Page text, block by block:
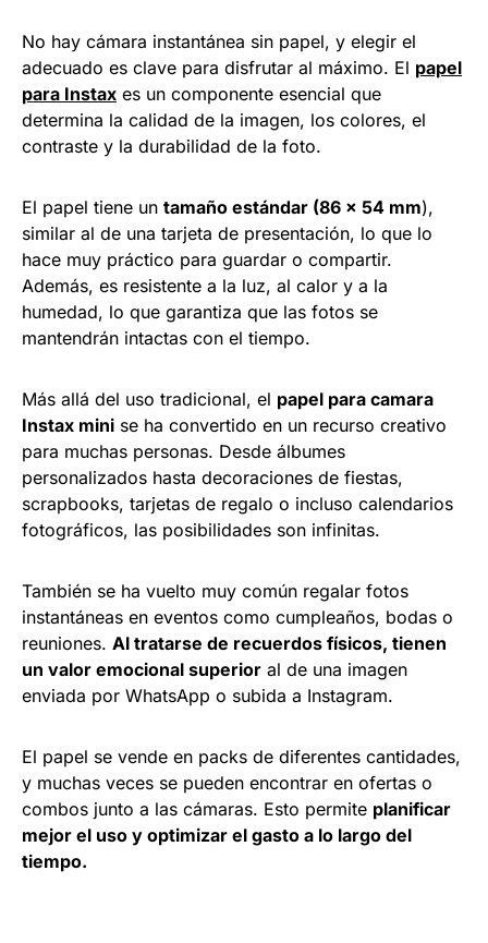
No hay cámara instantánea sin papel, y elegir el
adecuado es clave para disfrutar al máximo. El papel
para Instax es un componente esencial que
determina la calidad de la imagen, los colores, el
contraste y la durabilidad de la foto.
El papel tiene un tamaño estándar (86 x 54 mm),
similar al de una tarjeta de presentación, lo que lo
hace muy práctico para guardar o compartir.
Además, es resistente a la luz, al calor y a la
humedad, lo que garantiza que las fotos se
mantendrán intactas con el tiempo.
Más allá del uso tradicional, el papel para camara
Instax mini se ha convertido en un recurso creativo
para muchas personas. Desde álbumes
personalizados hasta decoraciones de fiestas,
scrapbooks, tarjetas de regalo o incluso calendarios
fotográficos, las posibilidades son infinitas.
También se ha vuelto muy común regalar fotos
instantáneas en eventos como cumpleaños, bodas o
reuniones. Al tratarse de recuerdos físicos, tienen
un valor emocional superior al de una imagen
enviada por WhatsApp o subida a Instagram.
El papel se vende en packs de diferentes cantidades,
y muchas veces se pueden encontrar en ofertas o
combos junto a las cámaras. Esto permite planificar
mejor el uso y optimizar el gasto a lo largo del
tiempo.